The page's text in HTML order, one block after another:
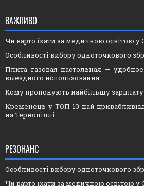
ВАЖЛИВО
Чи варто їхати за медичною освітою у
Особливості вибору одноточкового
Плита газовая настольная —
выездного использования
Кому пропонують найбільшу
Кременець у ТОП-10 най
на Тернопіллі
РЕЗОНАНС
Особливості вибору одноточкового
Чи варто їхати за медичною освітою у